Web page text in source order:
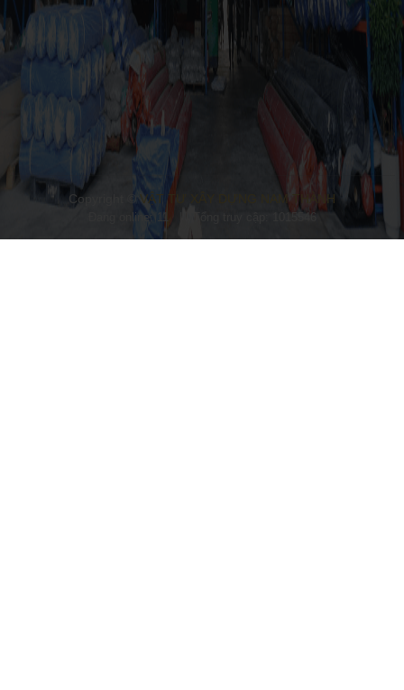
Copyright ©VẬT TƯ XÂY DỰNG NAM THÀNH
Đang online: 11 Tổng truy cập: 1015546